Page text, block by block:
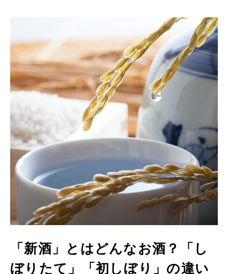
「新酒」とはどんなお酒？「し
ぼりたて」「初しぼり」の違い